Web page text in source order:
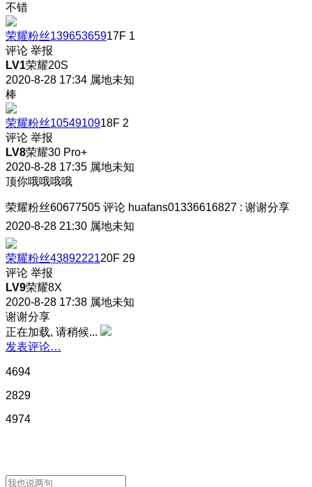
不错
荣耀粉丝13965365917F 1
评论 举报
LV1荣耀20S
2020-8-28 17:34 属地未知
棒
荣耀粉丝1054910918F 2
评论 举报
LV8荣耀30 Pro+
2020-8-28 17:35 属地未知
顶你哦哦哦哦
荣耀粉丝60677505 评论 huafans01336616827 : 谢谢分享
2020-8-28 21:30 属地未知
荣耀粉丝4389222120F 29
评论 举报
LV9荣耀8X
2020-8-28 17:38 属地未知
谢谢分享
正在加载, 请稍候...
发表评论…
4694
2829
4974